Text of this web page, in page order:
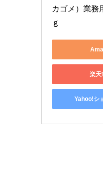
カゴメ）業務
ｇ
楽天
Yahoo!シ